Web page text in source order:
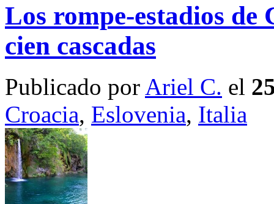
Los rompe-estadios de
cien cascadas
Publicado por Ariel C. el
Croacia, Eslovenia, Italia